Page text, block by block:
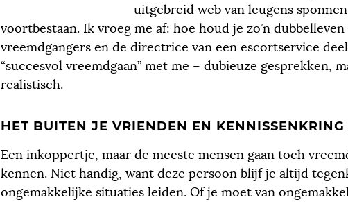
uitgebreid web van leugens
voortbestaan. Ik vroeg me af: hoe houd je zo’n dubbelleven
vreemdgangers en de directrice van een escortservice
“succesvol vreemdgaan” met me – dubieuze gesprekken,
realistisch.
HET BUITEN JE VRIENDEN EN KENNISSENKRING
Een inkoppertje, maar de meeste mensen gaan toch
kennen. Niet handig, want deze persoon blijf je altijd
ongemakkelijke situaties leiden. Of je moet van